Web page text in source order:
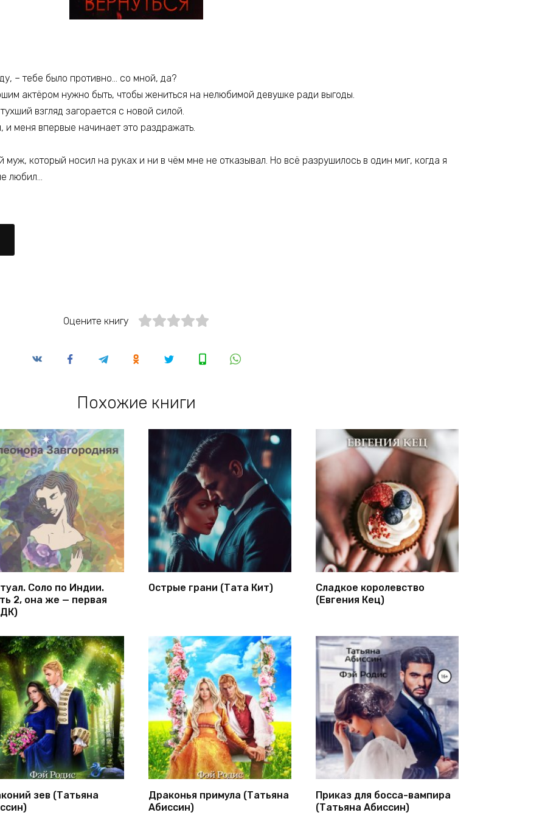
– тебе было противно… со мной, да?
актёром нужно быть, чтобы жениться на нелюбимой девушке ради выгоды.
взгляд загорается с новой силой.
и меня впервые начинает это раздражать.
который носил на руках и ни в чём мне не отказывал. Но всё разрушилось в один миг, когда я
любил…
Оцените книгу
Похожие книги
Соло по Индии.
2, она же — первая
Острые грани (Тата Кит)
Сладкое королевство
(Евгения Кец)
зев (Татьяна
Драконья примула (Татьяна
Абиссин)
Приказ для босса-вампира
(Татьяна Абиссин)